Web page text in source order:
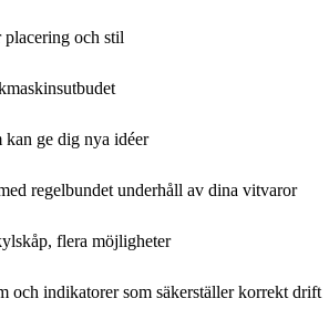
och stil
ge dig nya idéer
regelbundet underhåll av dina vitvaror
flera möjligheter
och indikatorer som säkerställer korrekt drift